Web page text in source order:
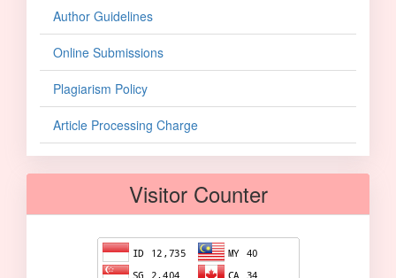
Author Guidelines
Online Submissions
Plagiarism Policy
Article Processing Charge
Visitor Counter